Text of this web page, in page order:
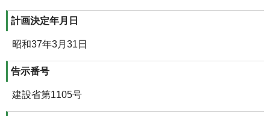
計画決定年月日
昭和37年3月31日
告示番号
建設省第1105号